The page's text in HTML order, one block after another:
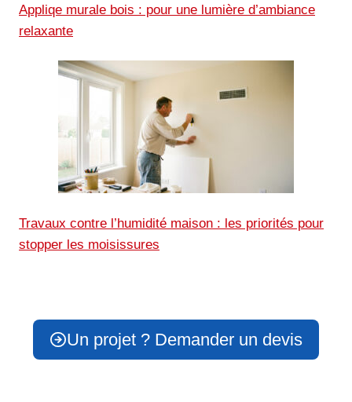
Appliqe murale bois : pour une lumière d’ambiance
relaxante
Travaux contre l’humidité maison : les priorités pour
stopper les moisissures
Un projet ? Demander un devis